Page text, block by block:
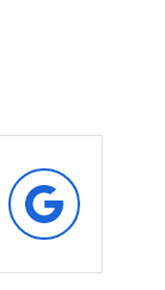
SUR
GOOGLE